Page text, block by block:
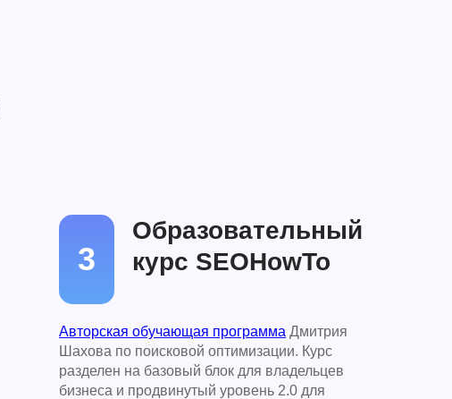
Образовательный
курс SEOHowTo
Авторская обучающая программа Дмитрия
Шахова по поисковой оптимизации. Курс
разделен на базовый блок для владельцев
бизнеса и продвинутый уровень 2.0 для
3